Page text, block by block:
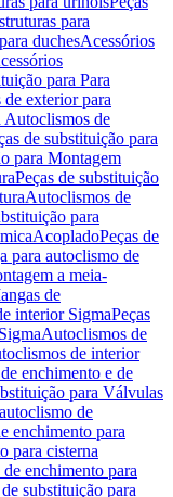
para
duchesAcessórios
para Para
exterior para
Autoclismos de
de substituição para
para Montagem
Peças de substituição
Autoclismos de
para
AcopladoPeças de
para autoclismo de
a meia-
de
interior SigmaPeças
Autoclismos de
de interior
enchimento e de
para Válvulas
de
enchimento para
para cisterna
enchimento para
de substituição para